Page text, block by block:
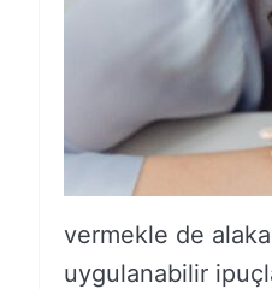
vermekle de
uygulanabilir